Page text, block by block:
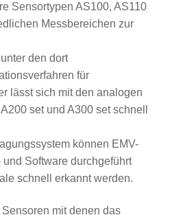
Sensortypen AS100, AS110
Messbereichen zur
den dort
für
lässt sich mit den analogen
set und A300 set schnell
können EMV-
Software durchgeführt
schnell erkannt werden.
mit denen das